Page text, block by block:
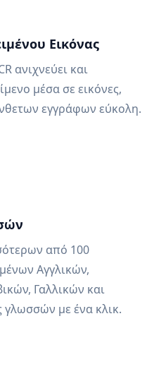
Εικόνας
ανιχνεύει και
μέσα σε εικόνες,
εγγράφων εύκολη.
από 100
Αγγλικών,
Γαλλικών και
γλωσσών με ένα κλικ.